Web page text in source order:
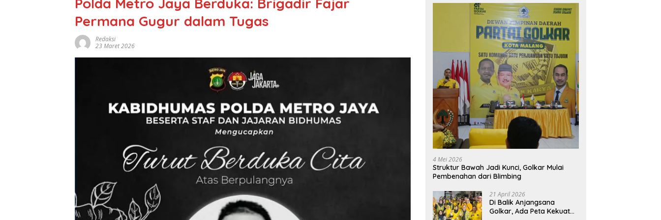
Permana Gugur dalam Tugas
Redaksi
23 Maret 2026
4 Mei 2026
Struktur Bawah Jadi Kunci, Golkar Mulai
Pembenahan dari Blimbing
21 April 2026
Di Balik Anjangsana
Golkar, Ada Peta Kekuatan